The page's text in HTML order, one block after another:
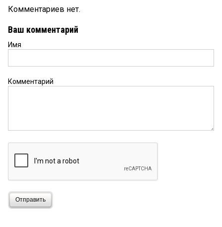
Комментариев нет.
Ваш комментарий
Имя
Комментарий
Отправить